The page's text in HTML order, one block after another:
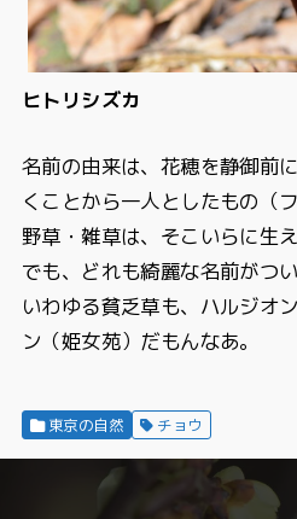
ヒトリシズカ
名前の由来は、花穂を静御前
くことから一人としたもの（
野草・雑草は、そこいらに生
でも、どれも綺麗な名前がつ
いわゆる貧乏草も、ハルジオ
ン（姫女苑）だもんなあ。
東京の自然 チョウ